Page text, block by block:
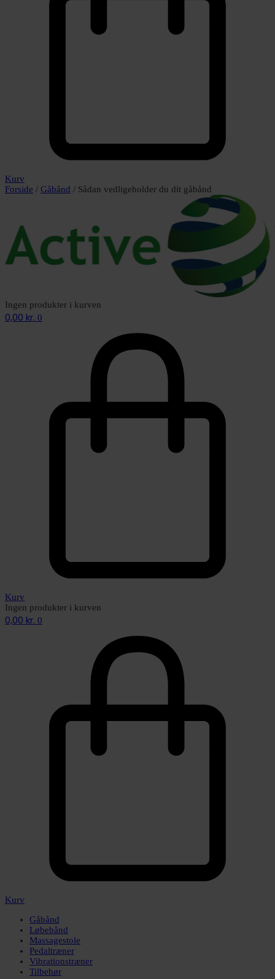
Kurv
Forside / Gåbånd / Sådan vedligeholder du dit gåbånd
Ingen produkter i kurven
0,00 kr. 0
Kurv
Ingen produkter i kurven
0,00 kr. 0
Kurv
Gåbånd
Løbebånd
Massagestole
Pedaltræner
Vibrationstræner
Tilbehør